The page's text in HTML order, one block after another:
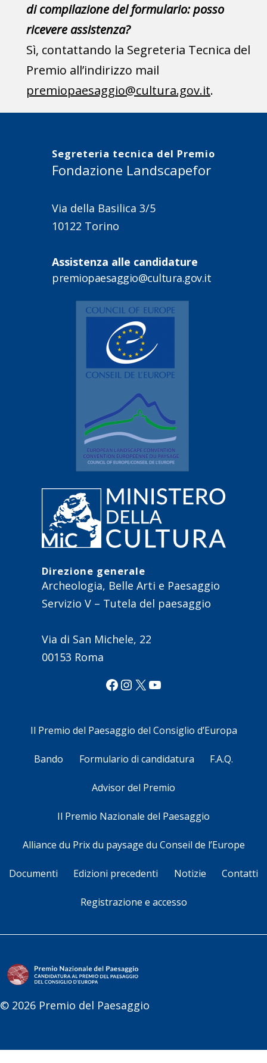
di compilazione del formulario: posso
ricevere assistenza?
Sì, contattando la Segreteria Tecnica del
Premio all’indirizzo mail
premiopaesaggio@cultura.gov.it.
Segreteria tecnica del Premio
Fondazione Landscapefor
Via della Basilica 3/5
10122 Torino
Assistenza alle candidature
premiopaesaggio@cultura.gov.it
Direzione generale
Archeologia, Belle Arti e Paesaggio
Servizio V – Tutela del paesaggio
Via di San Michele, 22
00153 Roma
Facebook
Instagram
X YouTube
Il Premio del Paesaggio del Consiglio d’Europa
Bando Formulario di candidatura F.A.Q.
Advisor del Premio
Il Premio Nazionale del Paesaggio
Alliance du Prix du paysage du Conseil de l’Europe
Documenti Edizioni precedenti Notizie Contatti
Registrazione e accesso
© 2026 Premio del Paesaggio